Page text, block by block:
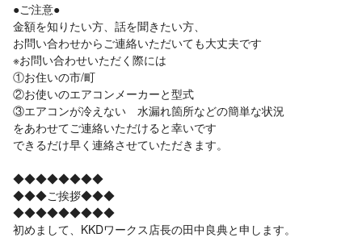
●ご注意●
金額を知りたい方、話を聞きたい方、
お問い合わせからご連絡いただいても大丈夫です
※お問い合わせいただく際には
①お住いの市/町
②お使いのエアコンメーカーと型式
③エアコンが冷えない 水漏れ箇所などの簡単な状況
をあわせてご連絡いただけると幸いです
できるだけ早く連絡させていただきます。
◆◆◆◆◆◆◆◆
◆◆◆ご挨拶◆◆◆
◆◆◆◆◆◆◆◆◆
初めまして、KKDワークス店長の田中良典と申します。